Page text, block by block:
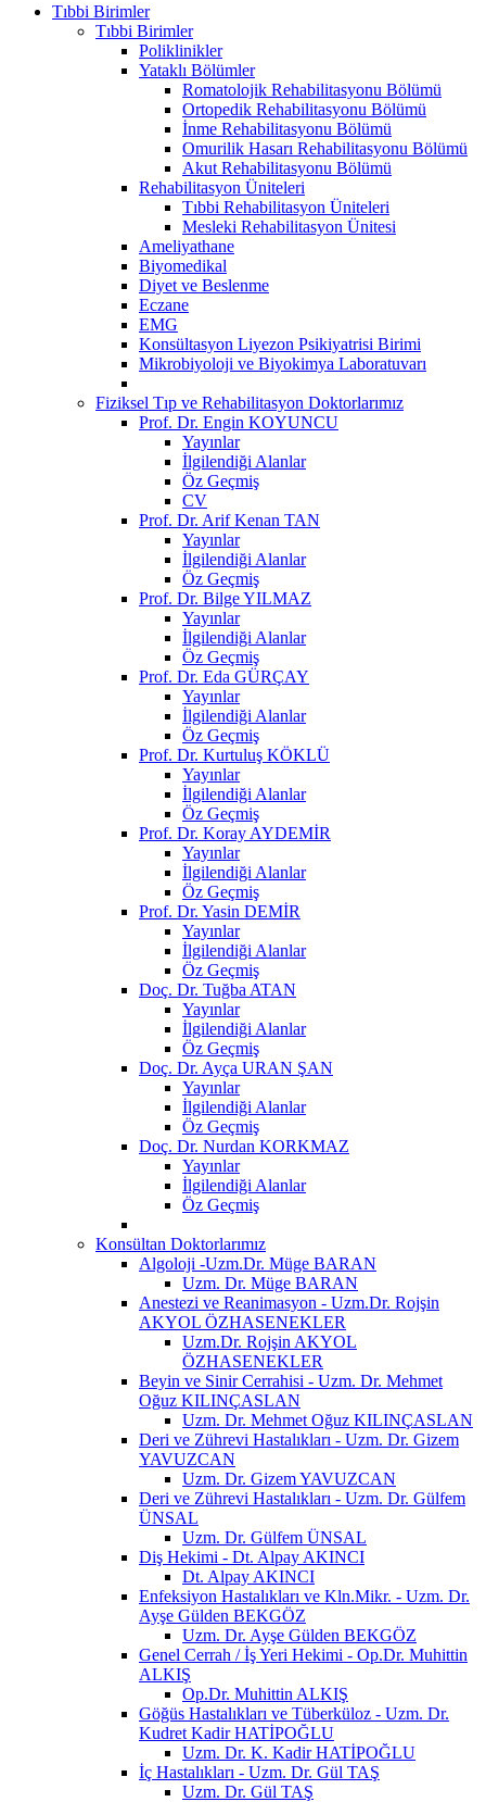
Tıbbi Birimler
Tıbbi Birimler
Poliklinikler
Yataklı Bölümler
Romatolojik Rehabilitasyonu Bölümü
Ortopedik Rehabilitasyonu Bölümü
İnme Rehabilitasyonu Bölümü
Omurilik Hasarı Rehabilitasyonu Bölümü
Akut Rehabilitasyonu Bölümü
Rehabilitasyon Üniteleri
Tıbbi Rehabilitasyon Üniteleri
Mesleki Rehabilitasyon Ünitesi
Ameliyathane
Biyomedikal
Diyet ve Beslenme
Eczane
EMG
Konsültasyon Liyezon Psikiyatrisi Birimi
Mikrobiyoloji ve Biyokimya Laboratuvarı
Fiziksel Tıp ve Rehabilitasyon Doktorlarımız
Prof. Dr. Engin KOYUNCU
Yayınlar
İlgilendiği Alanlar
Öz Geçmiş
CV
Prof. Dr. Arif Kenan TAN
Yayınlar
İlgilendiği Alanlar
Öz Geçmiş
Prof. Dr. Bilge YILMAZ
Yayınlar
İlgilendiği Alanlar
Öz Geçmiş
Prof. Dr. Eda GÜRÇAY
Yayınlar
İlgilendiği Alanlar
Öz Geçmiş
Prof. Dr. Kurtuluş KÖKLÜ
Yayınlar
İlgilendiği Alanlar
Öz Geçmiş
Prof. Dr. Koray AYDEMİR
Yayınlar
İlgilendiği Alanlar
Öz Geçmiş
Prof. Dr. Yasin DEMİR
Yayınlar
İlgilendiği Alanlar
Öz Geçmiş
Doç. Dr. Tuğba ATAN
Yayınlar
İlgilendiği Alanlar
Öz Geçmiş
Doç. Dr. Ayça URAN ŞAN
Yayınlar
İlgilendiği Alanlar
Öz Geçmiş
Doç. Dr. Nurdan KORKMAZ
Yayınlar
İlgilendiği Alanlar
Öz Geçmiş
Konsültan Doktorlarımız
Algoloji -Uzm.Dr. Müge BARAN
Uzm. Dr. Müge BARAN
Anestezi ve Reanimasyon - Uzm.Dr. Rojşin
AKYOL ÖZHASENEKLER
Uzm.Dr. Rojşin AKYOL
ÖZHASENEKLER
Beyin ve Sinir Cerrahisi - Uzm. Dr. Mehmet
Oğuz KILINÇASLAN
Uzm. Dr. Mehmet Oğuz KILINÇASLAN
Deri ve Zührevi Hastalıkları - Uzm. Dr. Gizem
YAVUZCAN
Uzm. Dr. Gizem YAVUZCAN
Deri ve Zührevi Hastalıkları - Uzm. Dr. Gülfem
ÜNSAL
Uzm. Dr. Gülfem ÜNSAL
Diş Hekimi - Dt. Alpay AKINCI
Dt. Alpay AKINCI
Enfeksiyon Hastalıkları ve Kln.Mikr. - Uzm. Dr.
Ayşe Gülden BEKGÖZ
Uzm. Dr. Ayşe Gülden BEKGÖZ
Genel Cerrah / İş Yeri Hekimi - Op.Dr. Muhittin
ALKIŞ
Op.Dr. Muhittin ALKIŞ
Göğüs Hastalıkları ve Tüberküloz - Uzm. Dr.
Kudret Kadir HATİPOĞLU
Uzm. Dr. K. Kadir HATİPOĞLU
İç Hastalıkları - Uzm. Dr. Gül TAŞ
Uzm. Dr. Gül TAŞ